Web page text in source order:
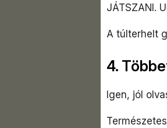
JÁTSZANI.
A túlterhelt
4.
Igen, jól